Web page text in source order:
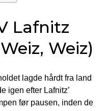
Lafnitz
Weiz)
lagde hårdt fra land
igen efter Lafnitz’
før pausen, inden de